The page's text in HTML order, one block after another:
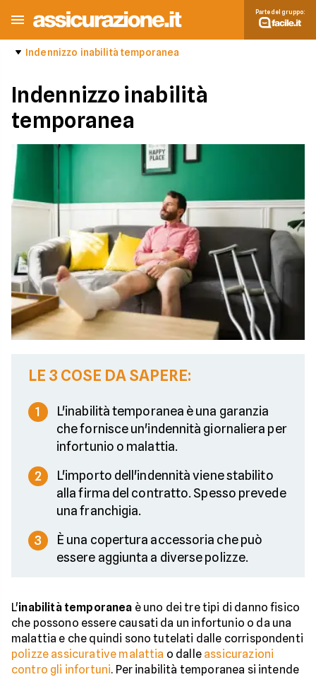
Parte del gruppo:
Indennizzo inabilità temporanea
Indennizzo inabilità
temporanea
LE 3 COSE DA SAPERE:
1
L'inabilità temporanea è una garanzia
che fornisce un'indennità giornaliera per
infortunio o malattia.
2
L'importo dell'indennità viene stabilito
alla firma del contratto. Spesso prevede
una franchigia.
3
È una copertura accessoria che può
essere aggiunta a diverse polizze.
L'inabilità temporanea è uno dei tre tipi di danno fisico
che possono essere causati da un infortunio o da una
malattia e che quindi sono tutelati dalle corrispondenti
polizze assicurative malattia o dalle assicurazioni
contro gli infortuni. Per inabilità temporanea si intende